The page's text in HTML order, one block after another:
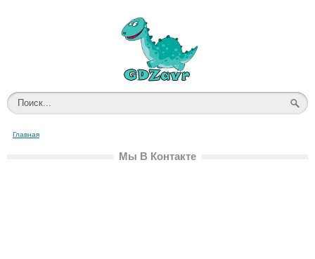
Главная
Мы В Контакте